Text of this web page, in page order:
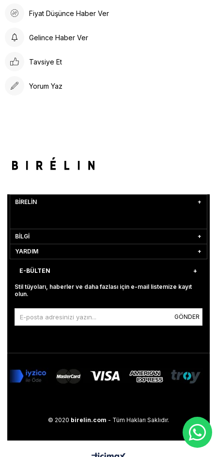
Fiyat Düşünce Haber Ver
Gelince Haber Ver
Tavsiye Et
Yorum Yaz
BİRELİN
BİLGİ
YARDIM
E-BÜLTEN
Stil tüyoları, haberler ve daha fazlası için e-mail listemize kayıt
olun.
GÖNDER
© 2020 birelin.com - Tüm Hakları Saklıdır.